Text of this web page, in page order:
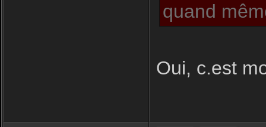
quand
Oui, c.est